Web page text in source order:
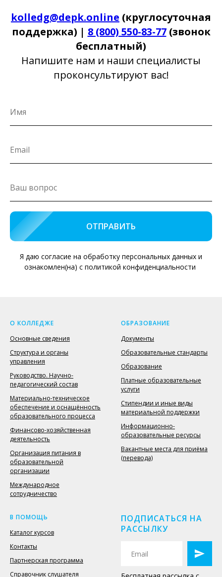
kolledg@depk.online (круглосуточная
поддержка) | 8 (800) 550-83-77(звонок
бесплатный)
Напишите нам и наши специалисты
проконсультируют вас!
ОТПРАВИТЬ
Я даю согласие на обработку персональных данных и
ознакомлен(на) с политикой конфиденциальности
О КОЛЛЕДЖЕ
Основные сведения
Структура и органы
управления
Руководство. Научно-
педагогический состав
Материально-техническое
обеспечение и оснащённость
образовательного процесса
Финансово-хозяйственная
деятельность
Организация питания в
образовательной
организации
Международное
сотрудничество
ОБРАЗОВАНИЕ
Документы
Образовательные стандарты
Образование
Платные образовательные
услуги
Стипендии и иные виды
материальной поддержки
Информационно-
образовательные ресурсы
Вакантные места для приёма
(перевода)
В ПОМОЩЬ
Каталог курсов
Контакты
Партнерская программа
Справочник слушателя
ПОДПИСАТЬСЯ НА
РАССЫЛКУ